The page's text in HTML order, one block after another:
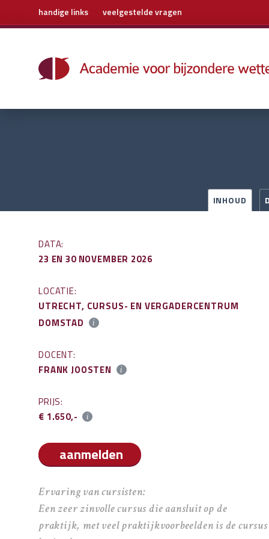
handige links veelgestelde vragen
Home
Trainingen
INHOUD
DATA:
23 EN 30 NOVEMBER 2026
LOCATIE:
UTRECHT, CURSUS- EN VERGADERCENTRUM
DOMSTAD
DOCENT:
FRANK JOOSTEN
PRIJS:
€ 1.650,-
aanmelden
Ervaring van cursisten:
Een zeer zinvolle cursus die aansluit op de
praktijk, met veel praktijkvoorbeelden is de cursus